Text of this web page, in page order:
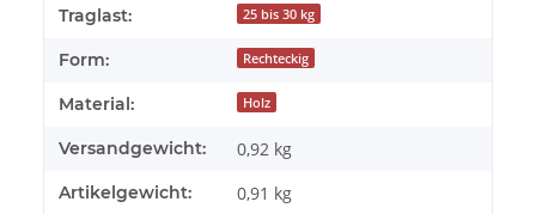
Traglast: 25 bis 30 kg
Form: Rechteckig
Material: Holz
Versandgewicht: 0,92 kg
Artikelgewicht: 0,91 kg